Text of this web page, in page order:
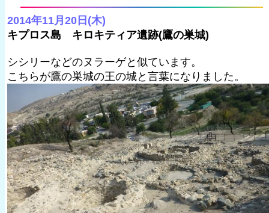
2014年11月20日(木)
キプロス島 キロキティア遺跡(鷹の巣城)
シシリーなどのヌラーゲと似ています。
こちらが鷹の巣城の王の城と言葉になりました。